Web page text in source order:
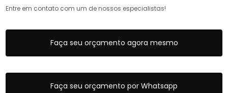
Entre em contato com um de nossos especialistas!
Faça seu orçamento agora mesmo
Faça seu orçamento por Whatsapp